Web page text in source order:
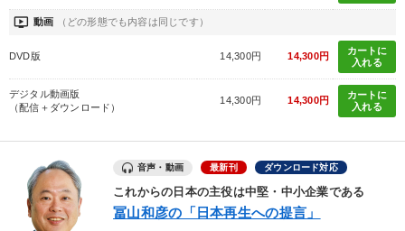
ondemand_video 動画 （どの形態でも内容は同じです）
DVD版 14,300円 14,300円
カートに
入れる
デジタル動画版
（配信＋ダウンロード）
14,300円 14,300円
カートに
入れる
音声・動画 最新刊 ダウンロード対応
これからの日本の主役は中堅・中小企業である
冨山和彦の「日本再生への提言」